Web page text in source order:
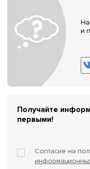
и
Получайте
первыми!
Согласие на